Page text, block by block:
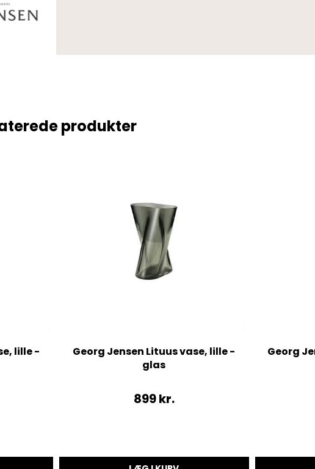
produkter
lille -
Georg Jensen Lituus vase, lille -
glas
899kr.
Georg